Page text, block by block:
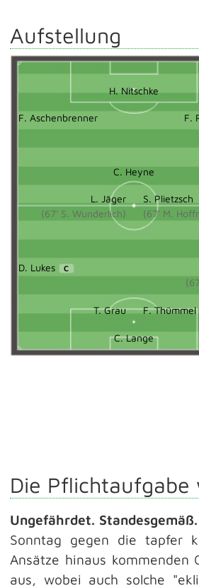
Aufstellung
H. Nitschke
F. Aschenbrenner F.
C. Heyne
L. Jäger
(67' S. Wunderlich)
S. Plietzsch
(67' M.
D. Lukes C
T. Grau F. Thümmel
C. Lange
Die
Ungefährdet. Standesgemäß.
Sonntag gegen die tapfer
Ansätze hinaus kommenden
aus, wobei auch solche